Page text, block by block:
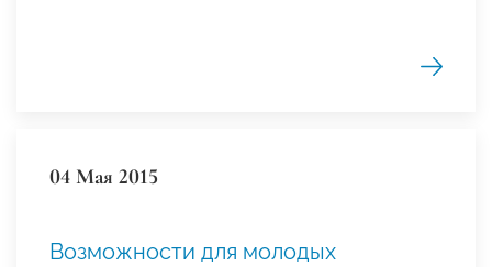
04 Мая 2015
Возможности для молодых